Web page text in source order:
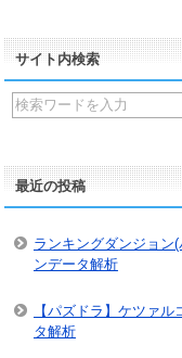
サイト内検索
最近の投稿
ランキングダンジョン
ンデータ解析
【パズドラ】ケツァ
タ解析